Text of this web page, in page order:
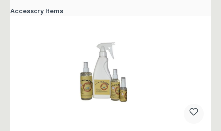
Accessory Items